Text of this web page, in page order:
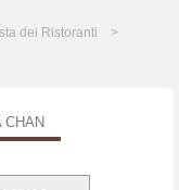
dei Ristoranti
CHAN